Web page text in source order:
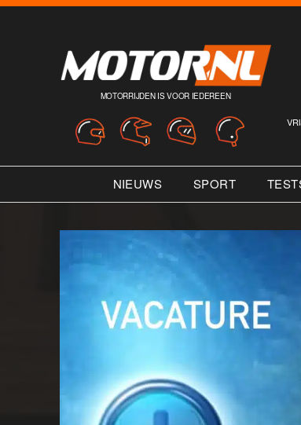
MOTORRIJDEN IS VOOR IEDEREEN
NIEUWS SPORT